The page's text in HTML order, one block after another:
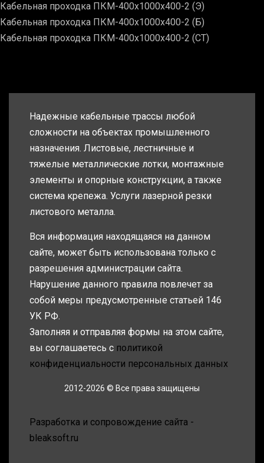
Кабельная проходка ПКМ-400х1000х400-2 (Э)
Кабельная проходка ПКМ-400х1000х400-2 (Б)
Кабельная проходка ПКМ-400х1000х400-2 (СТ)
Надежные кабельные трассы любой
сложности на объектах промышленного
назначения. Листовые, лестничные и
тяжелые металлические лотки, монтажные
элементы и опорные конструкции, а также
система крепежа. Услуги лазерной резки
листового металла.
Вся информация находящаяся на данном
сайте, может быть использована только с
разрешения администрации сайта.
Нарушение данного правила повлечет за
собой меры предусмотренные статьей 146
УК РФ.
Заполняя и отправляя формы на этом сайте,
вы соглашаетесь с политикой
конфиденциальности персональных данных
2012-2026 © Все права защищены
Разработка и сопровождение сайта -
bleaksoft.ru